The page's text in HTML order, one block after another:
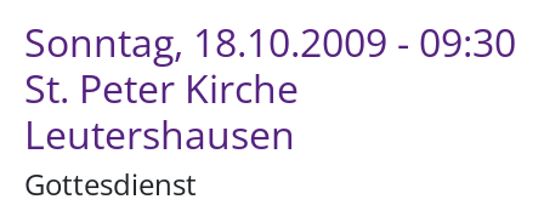
Sonntag, 18.10.2009 - 09:30
St. Peter Kirche
Leutershausen
Gottesdienst